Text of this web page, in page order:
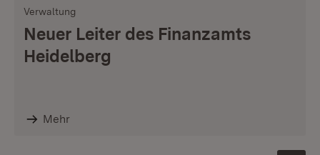
Verwaltung
Neuer Leiter des Finanzamts
Heidelberg
Mehr